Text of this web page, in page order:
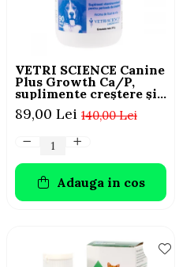
VETRI SCIENCE Canine
Plus Growth Ca/P,
suplimente creștere și
vitalitate câini, 45
Tablete masticabile
140,00 Lei
89,00 Lei
Adauga in cos